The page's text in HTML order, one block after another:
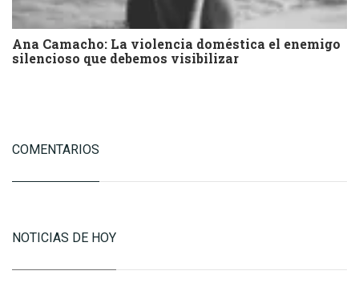
Ana Camacho: La violencia doméstica el enemigo
silencioso que debemos visibilizar
COMENTARIOS
NOTICIAS DE HOY